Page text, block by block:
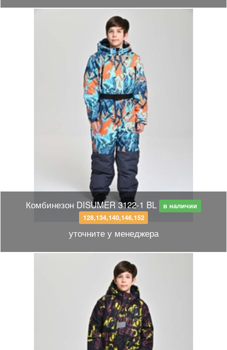
Комбинезон DISUMER 3122-1 BL
в наличии
128,134,140,146,152
уточните у менеджера